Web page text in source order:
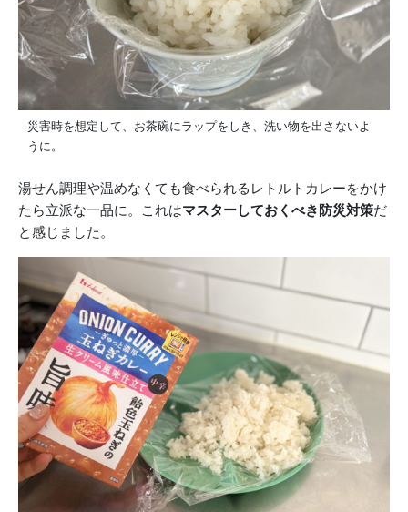
災害時を想定して、お茶碗にラップをしき、洗い物を出さないよ
うに。
湯せん調理や温めなくても食べられるレトルトカレーをかけ
たら立派な一品に。これはマスターしておくべき防災対策だ
と感じました。